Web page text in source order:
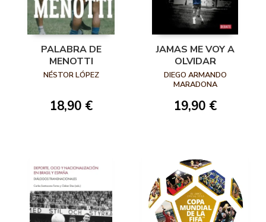
PALABRA DE
MENOTTI
NÉSTOR LÓPEZ
18,90 €
JAMAS ME VOY A
OLVIDAR
DIEGO ARMANDO
MARADONA
19,90 €